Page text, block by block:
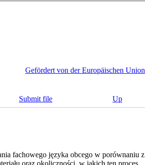
Gefördert von der Europäischen Union
Submit file
Up
fachowego języka obcego w porównaniu z
oraz okoliczności, w jakich ten proces